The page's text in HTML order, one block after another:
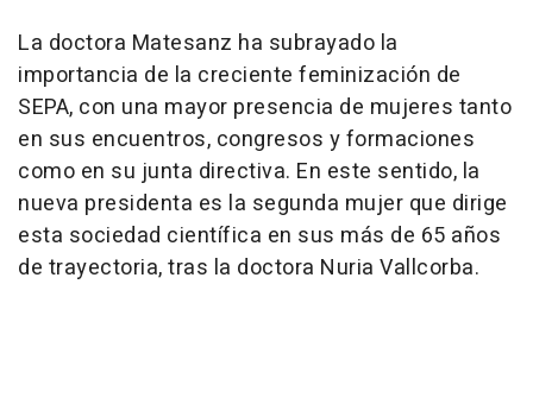
La doctora Matesanz ha subrayado la
importancia de la creciente feminización de
SEPA, con una mayor presencia de mujeres tanto
en sus encuentros, congresos y formaciones
como en su junta directiva. En este sentido, la
nueva presidenta es la segunda mujer que dirige
esta sociedad científica en sus más de 65 años
de trayectoria, tras la doctora Nuria Vallcorba.